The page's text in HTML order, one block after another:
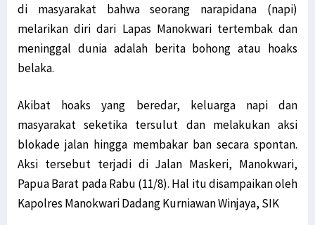
di masyarakat bahwa seorang narapidana (napi)
melarikan diri dari Lapas Manokwari tertembak dan
meninggal dunia adalah berita bohong atau hoaks
belaka.
Akibat hoaks yang beredar, keluarga napi dan
masyarakat seketika tersulut dan melakukan aksi
blokade jalan hingga membakar ban secara spontan.
Aksi tersebut terjadi di Jalan Maskeri, Manokwari,
Papua Barat pada Rabu (11/8). Hal itu disampaikan oleh
Kapolres Manokwari Dadang Kurniawan Winjaya, SIK